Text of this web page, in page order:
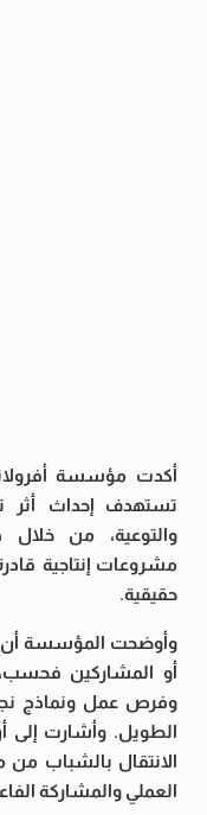
أكدت مؤسسة
تستهدف إحداث أثر
والتوعية، من
مشروعات إنتاجية
حقيقية.
وأوضحت المؤسسة أن
أو المشاركين
وفرص عمل ونماذج
الطويل. وأشارت إلى
الانتقال بالشباب من
العملي والمشاركة